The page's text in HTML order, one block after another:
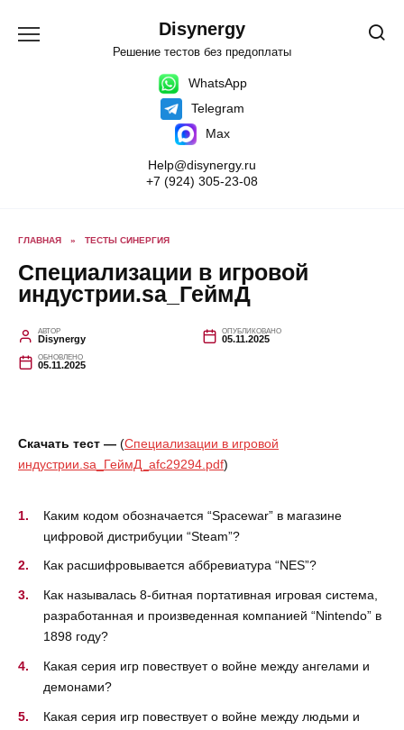
содержанию
Disynergy
Решение тестов без предоплаты
WhatsApp
Telegram
Max
Help@disynergy.ru
+7 (924) 305-23-08
ГЛАВНАЯ » ТЕСТЫ СИНЕРГИЯ
Специализации в игровой
индустрии.sa_ГеймД
АВТОР
Disynergy
ОПУБЛИКОВАНО
05.11.2025
ОБНОВЛЕНО
05.11.2025
Скачать тест — (Специализации в игровой
индустрии.sa_ГеймД_afc29294.pdf)
Каким кодом обозначается “Spacewar” в магазине
цифровой дистрибуции “Steam”?
Как расшифровывается аббревиатура “NES”?
Как называлась 8-битная портативная игровая система,
разработанная и произведенная компанией “Nintendo” в
1898 году?
Какая серия игр повествует о войне между ангелами и
демонами?
Какая серия игр повествует о войне между людьми и